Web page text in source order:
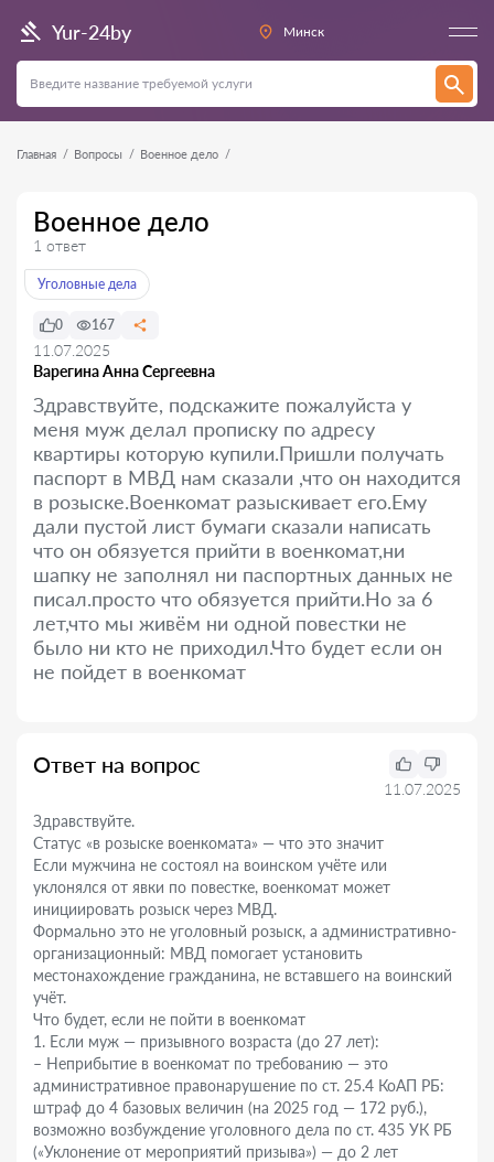
Yur-24by Минск
Главная Вопросы Военное дело
Военное дело
1 ответ
Уголовные дела
Варегина Анна Сергеевна
0 167
11.07.2025
Здравствуйте, подскажите пожалуйста у
меня муж делал прописку по адресу
квартиры которую купили.Пришли получать
паспорт в МВД нам сказали ,что он находится
в розыске.Военкомат разыскивает его.Ему
дали пустой лист бумаги сказали написать
что он обязуется прийти в военкомат,ни
шапку не заполнял ни паспортных данных не
писал.просто что обязуется прийти.Но за 6
лет,что мы живём ни одной повестки не
было ни кто не приходил.Что будет если он
не пойдет в военкомат
Ответ на вопрос
11.07.2025
Здравствуйте.
Статус «в розыске военкомата» — что это значит
Если мужчина не состоял на воинском учёте или
уклонялся от явки по повестке, военкомат может
инициировать розыск через МВД.
Формально это не уголовный розыск, а административно-
организационный: МВД помогает установить
местонахождение гражданина, не вставшего на воинский
учёт.
Что будет, если не пойти в военкомат
1. Если муж — призывного возраста (до 27 лет):
– Неприбытие в военкомат по требованию — это
административное правонарушение по ст. 25.4 КоАП РБ:
штраф до 4 базовых величин (на 2025 год — 172 руб.),
возможно возбуждение уголовного дела по ст. 435 УК РБ
(«Уклонение от мероприятий призыва») — до 2 лет